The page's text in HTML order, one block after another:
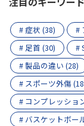
# 症状 (38) #
# 足首 (30)
#
# 製品の違い (28)
# スポーツ外傷
# コンプレッショ
# バスケットボー